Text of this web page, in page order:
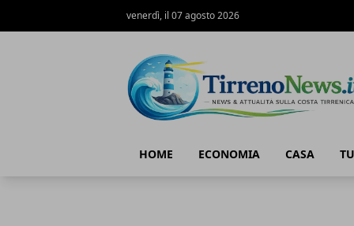
venerdì, il 07 agosto 2026
HOME ECONOMIA CASA